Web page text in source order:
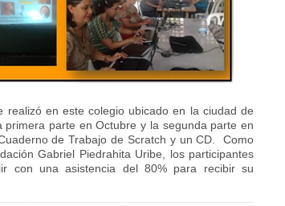
realizó en este colegio ubicado en la ciudad de
parte en Octubre y la segunda parte en
de Trabajo de Scratch y un CD. Como
Gabriel Piedrahita Uribe, los participantes
con una asistencia del 80% para recibir su